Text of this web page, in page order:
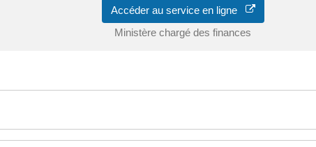
Accéder au service en ligne
Ministère chargé des finances